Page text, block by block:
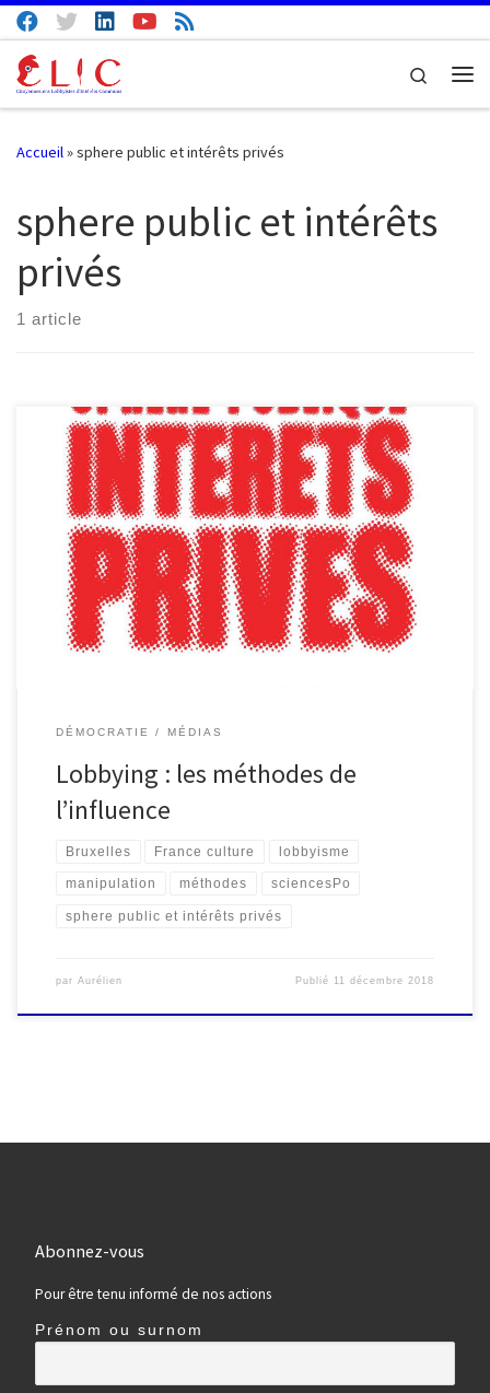
Passer au contenu
Search
Accueil»sphere public et intérêts privés
sphere public et intérêts
privés
1 article
Une émission de France Culture qui permet de mieux comprendre
les méthodes des lobbyistes professionnels : Cette enquête très
complète montre les points de vue des différents acteurs du
secteur […]
DÉMOCRATIE MÉDIAS
Lobbying : les méthodes de
l’influence
Bruxelles France culture lobbyisme
manipulation méthodes sciencesPo
sphere public et intérêts privés
par Aurélien Publié 11 décembre 2018
Abonnez-vous
Pour être tenu informé de nos actions
Prénom ou surnom